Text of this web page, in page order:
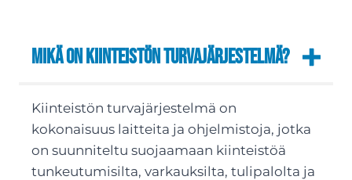
Mikä on kiinteistön turvajärjestelmä?
Kiinteistön turvajärjestelmä on
kokonaisuus laitteita ja ohjelmistoja, jotka
on suunniteltu suojaamaan kiinteistöä
tunkeutumisilta, varkauksilta, tulipalolta ja